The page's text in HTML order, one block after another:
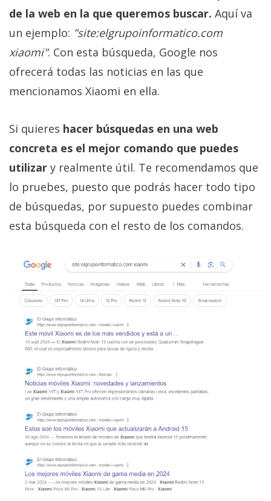
de la web en la que queremos buscar. Aquí va
un ejemplo: "site:elgrupoinformatico.com
xiaomi". Con esta búsqueda, Google nos
ofrecerá todas las noticias en las que
mencionamos Xiaomi en ella.
Si quieres hacer búsquedas en una web
concreta es el mejor comando que puedes
utilizar y realmente útil. Te recomendamos que
lo pruebes, puesto que podrás hacer todo tipo
de búsquedas, por supuesto puedes combinar
esta búsqueda con el resto de los comandos.